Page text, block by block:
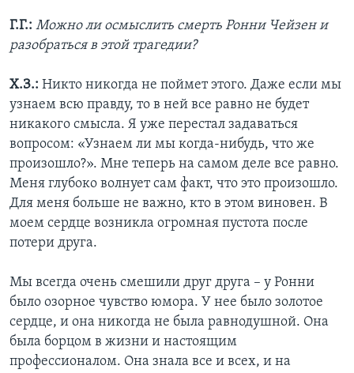
Г.Г.: Можно ли осмыслить смерть Ронни Чейзен и
разобраться в этой трагедии?
Х.З.: Никто никогда не поймет этого. Даже если мы
узнаем всю правду, то в ней все равно не будет
никакого смысла. Я уже перестал задаваться
вопросом: «Узнаем ли мы когда-нибудь, что же
произошло?». Мне теперь на самом деле все равно.
Меня глубоко волнует сам факт, что это произошло.
Для меня больше не важно, кто в этом виновен. В
моем сердце возникла огромная пустота после
потери друга.
Мы всегда очень смешили друг друга – у Ронни
было озорное чувство юмора. У нее было золотое
сердце, и она никогда не была равнодушной. Она
была борцом в жизни и настоящим
профессионалом. Она знала все и всех, и на